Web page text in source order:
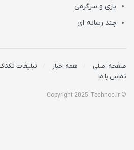
بازی و سرگرمی
چند رسانه ای
صفحه اصلی همه اخبار تبلیغات
تماس با ما
© Copyright 2025 Technoc.ir